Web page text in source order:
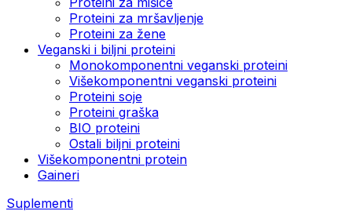
Proteini za mršavljenje
Proteini za žene
Veganski i biljni proteini
Monokomponentni veganski proteini
Višekomponentni veganski proteini
Proteini soje
Proteini graška
BIO proteini
Ostali biljni proteini
Višekomponentni protein
Gaineri
Suplementi